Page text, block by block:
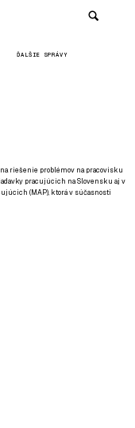
ĎALŠIE SPRÁVY
riešenie problémov na pracovisku
pracujúcich na Slovensku aj v
(MAP), ktorá v súčasnosti